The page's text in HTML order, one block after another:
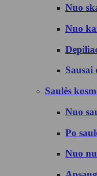
Nuo
Nuo
Sausai
Saulės
Nuo
Po
Nuo